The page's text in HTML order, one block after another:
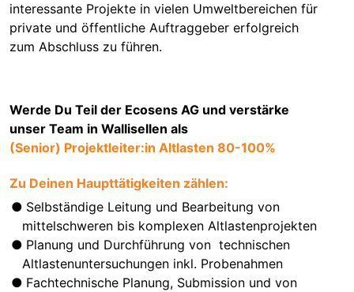
interessante Projekte in vielen Umweltbereichen für
private und öffentliche Auftraggeber erfolgreich
zum Abschluss zu führen.
Werde Du Teil der Ecosens AG und verstärke
unser Team in Wallisellen als
(Senior) Projektleiter:in Altlasten 80-100%
Zu Deinen Haupttätigkeiten zählen:
Selbständige Leitung und Bearbeitung von
mittelschweren bis komplexen Altlastenprojekten
Planung und Durchführung von technischen
Altlastenuntersuchungen inkl. Probenahmen
Fachtechnische Planung, Submission und von